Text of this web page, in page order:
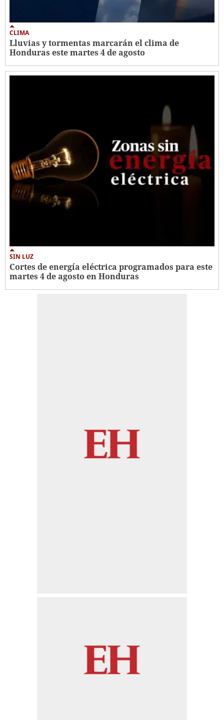
CLIMA
Lluvias y tormentas marcarán el clima de
Honduras este martes 4 de agosto
SIN LUZ
Cortes de energía eléctrica programados para este
martes 4 de agosto en Honduras